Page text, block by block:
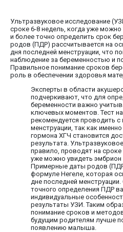
Ультразвуковое исследование
сроке 6-8 недель, когда уже
и более точно определить срок
родов (ПДР) рассчитывается на
дня последней менструации, что
наблюдение за беременностью и
Правильное понимание сроков
роль в обеспечении здоровья
Эксперты в области
подчеркивают, что для
беременности важно
ключевых моментов. Тест
рекомендуется проводить
менструации, так как
гормона ХГЧ становится
результата.
правило, проводят на сроке
уже можно увидеть эмбрион
Примерные даты родов
формуле Негеле, которая
дне последней
точного определения ПДР
индивидуальные
результаты УЗИ. Таким
понимание сроков и
будущим родителям лучше
появлению малыша.